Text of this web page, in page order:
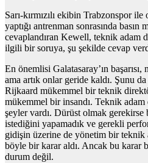
Sarı-kırmızılı ekibin Trabzonspor ile
yaptığı antrenman sonrasında basın
cevaplandıran Kewell, teknik adam
ilgili bir soruya, şu şekilde cevap
En önemlisi Galatasaray’ın başarısı,
ama artık onlar geride kaldı. Şunu
Rijkaard mükemmel bir teknik
mükemmel bir insandı. Teknik
şeyler vardı. Dürüst olmak gerekirse
istediğini yapamadık ve gerekli
gidişin üzerine de yönetim bir
böyle bir karar aldı. Ancak bu karar
durum değil.